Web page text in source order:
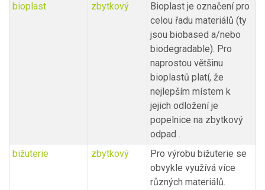
bioplast
zbytkový
Bioplast je označení pro
celou řadu materiálů (ty
jsou biobased a/nebo
biodegradable). Pro
naprostou většinu
bioplastů platí, že
nejlepším místem k
jejich odložení je
popelnice na zbytkový
odpad .
bižuterie
zbytkový
Pro výrobu bižuterie se
obvykle využívá více
různých materiálů.